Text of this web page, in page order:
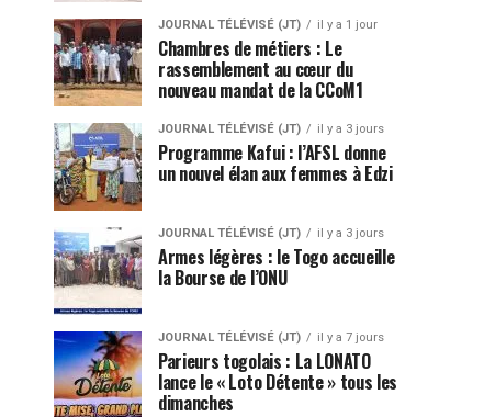
JOURNAL TÉLÉVISÉ (JT) il y a 1 jour
Chambres de métiers : Le
rassemblement au cœur du
nouveau mandat de la CCoM1
JOURNAL TÉLÉVISÉ (JT) il y a 3 jours
Programme Kafui : l’AFSL donne
un nouvel élan aux femmes à Edzi
JOURNAL TÉLÉVISÉ (JT) il y a 3 jours
Armes légères : le Togo accueille
la Bourse de l’ONU
JOURNAL TÉLÉVISÉ (JT) il y a 7 jours
Parieurs togolais : La LONATO
lance le « Loto Détente » tous les
dimanches